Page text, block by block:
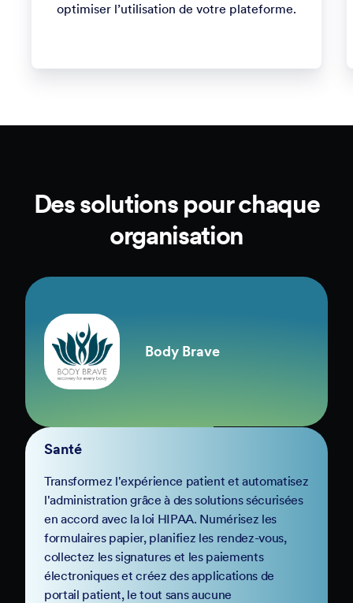
optimiser l’utilisation de votre plateforme.
Des solutions pour chaque
organisation
Body Brave
Santé
Transformez l'expérience patient et automatisez
l'administration grâce à des solutions sécurisées
en accord avec la loi HIPAA. Numérisez les
formulaires papier, planifiez les rendez-vous,
collectez les signatures et les paiements
électroniques et créez des applications de
portail patient, le tout sans aucune